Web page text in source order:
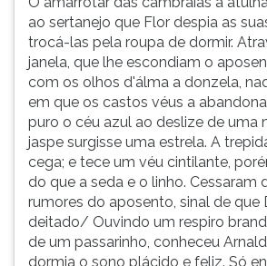
ao sertanejo que Flor despia as
trocá-las pela roupa de dormir.
janela, que lhe escondiam o
com os olhos d'álma a donzela,
em que os castos véus a
puro o céu azul ao deslize de uma
jaspe surgisse uma estrela. A
cega; e tece um véu cintilante,
do que a seda e o linho. Cessaram
rumores do aposento, sinal de que
deitado/ Ouvindo um respiro
de um passarinho, conheceu
dormia o sono plácido e feliz. Só